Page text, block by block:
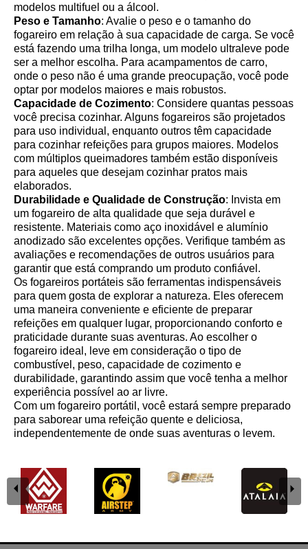
modelos multifuel ou a álcool.
Peso e Tamanho: Avalie o peso e o tamanho do
fogareiro em relação à sua capacidade de carga. Se você
está fazendo uma trilha longa, um modelo ultraleve pode
ser a melhor escolha. Para acampamentos de carro,
onde o peso não é uma grande preocupação, você pode
optar por modelos maiores e mais robustos.
Capacidade de Cozimento: Considere quantas pessoas
você precisa cozinhar. Alguns fogareiros são projetados
para uso individual, enquanto outros têm capacidade
para cozinhar refeições para grupos maiores. Modelos
com múltiplos queimadores também estão disponíveis
para aqueles que desejam cozinhar pratos mais
elaborados.
Durabilidade e Qualidade de Construção: Invista em
um fogareiro de alta qualidade que seja durável e
resistente. Materiais como aço inoxidável e alumínio
anodizado são excelentes opções. Verifique também as
avaliações e recomendações de outros usuários para
garantir que está comprando um produto confiável.
Os fogareiros portáteis são ferramentas indispensáveis
para quem gosta de explorar a natureza. Eles oferecem
uma maneira conveniente e eficiente de preparar
refeições em qualquer lugar, proporcionando conforto e
praticidade durante suas aventuras. Ao escolher o
fogareiro ideal, leve em consideração o tipo de
combustível, peso, capacidade de cozimento e
durabilidade, garantindo assim que você tenha a melhor
experiência possível ao ar livre.
Com um fogareiro portátil, você estará sempre preparado
para saborear uma refeição quente e deliciosa,
independentemente de onde suas aventuras o levem.